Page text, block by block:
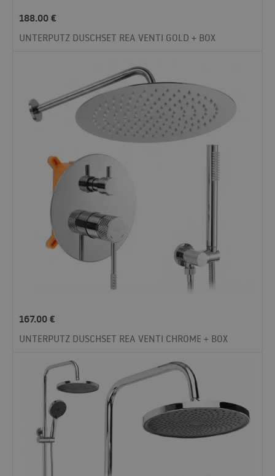
188.00€
UNTERPUTZ DUSCHSET REA VENTI GOLD + BOX
167.00€
UNTERPUTZ DUSCHSET REA VENTI CHROME + BOX